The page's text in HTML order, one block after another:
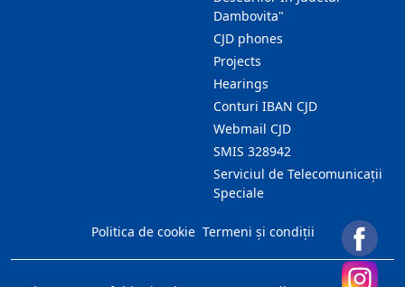
Dambovita"
CJD phones
Projects
Hearings
Conturi IBAN CJD
Webmail CJD
SMIS 328942
Serviciul de Telecomunicații
Speciale
Politica de cookie Termeni și condiții